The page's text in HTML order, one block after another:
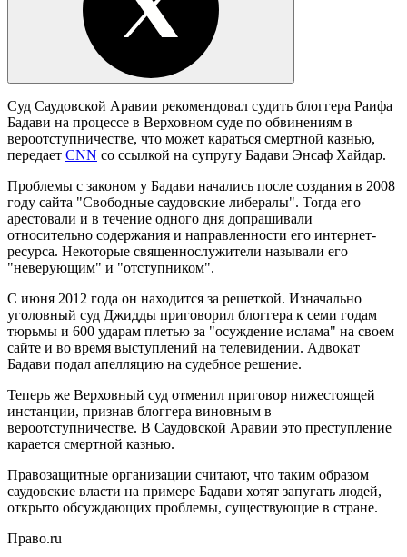
Суд Саудовской Аравии рекомендовал судить блоггера Раифа
Бадави на процессе в Верховном суде по обвинениям в
вероотступничестве, что может караться смертной казнью,
передает CNN со ссылкой на супругу Бадави Энсаф Хайдар.
Проблемы с законом у Бадави начались после создания в 2008
году сайта "Свободные саудовские либералы". Тогда его
арестовали и в течение одного дня допрашивали
относительно содержания и направленности его интернет-
ресурса. Некоторые священнослужители называли его
"неверующим" и "отступником".
С июня 2012 года он находится за решеткой. Изначально
уголовный суд Джидды приговорил блоггера к семи годам
тюрьмы и 600 ударам плетью за "осуждение ислама" на своем
сайте и во время выступлений на телевидении. Адвокат
Бадави подал апелляцию на судебное решение.
Теперь же Верховный суд отменил приговор нижестоящей
инстанции, признав блоггера виновным в
вероотступничестве. В Саудовской Аравии это преступление
карается смертной казнью.
Правозащитные организации считают, что таким образом
саудовские власти на примере Бадави хотят запугать людей,
открыто обсуждающих проблемы, существующие в стране.
Право.ru